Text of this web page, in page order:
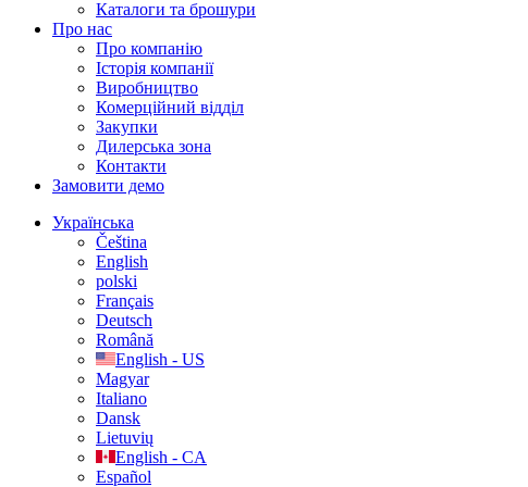
Каталоги та брошури
Про нас
Про компанію
Історія компанії
Виробництво
Комерційний відділ
Закупки
Дилерська зона
Контакти
Замовити демо
Українська
Čeština
English
polski
Français
Deutsch
Română
English - US
Magyar
Italiano
Dansk
Lietuvių
English - CA
Español